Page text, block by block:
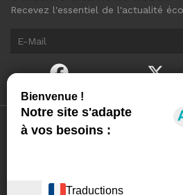
Recevez l'essentiel de l'actualité
Normandinamik sélectionne pour